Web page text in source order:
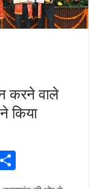
करने वाले
किया
h